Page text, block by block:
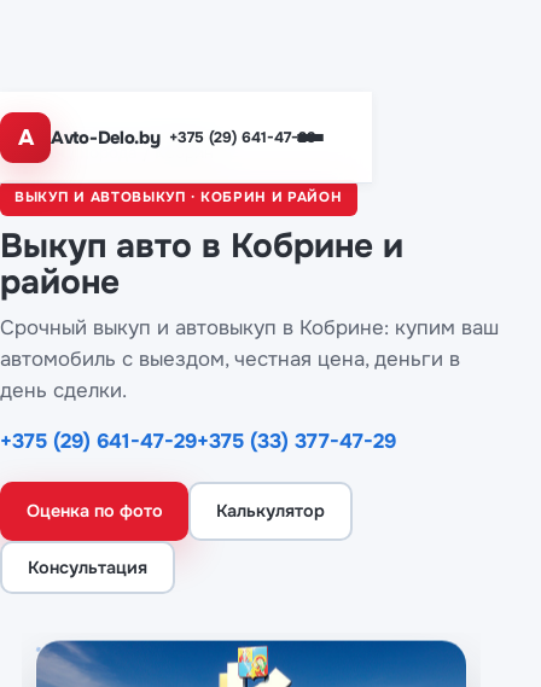
A Avto-Delo.by +375 (29) 641-47-29
Главная / Кобрин
ВЫКУП И АВТОВЫКУП · КОБРИН И РАЙОН
Выкуп авто в Кобрине и
районе
Срочный выкуп и автовыкуп в Кобрине: купим ваш
автомобиль с выездом, честная цена, деньги в
день сделки.
+375 (29) 641-47-29+375 (33) 377-47-29
Оценка по фото Калькулятор
Консультация